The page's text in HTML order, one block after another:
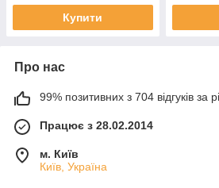
Купити
Про нас
99% позитивних з 704 відгуків за
Працює з 28.02.2014
м. Київ
Київ, Україна